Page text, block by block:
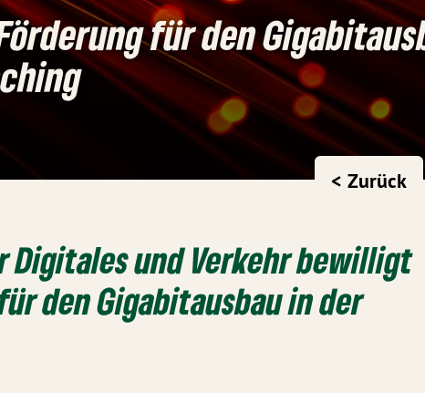
für den
< Zurück
und Verkehr bewilligt
den Gigabitausbau in der